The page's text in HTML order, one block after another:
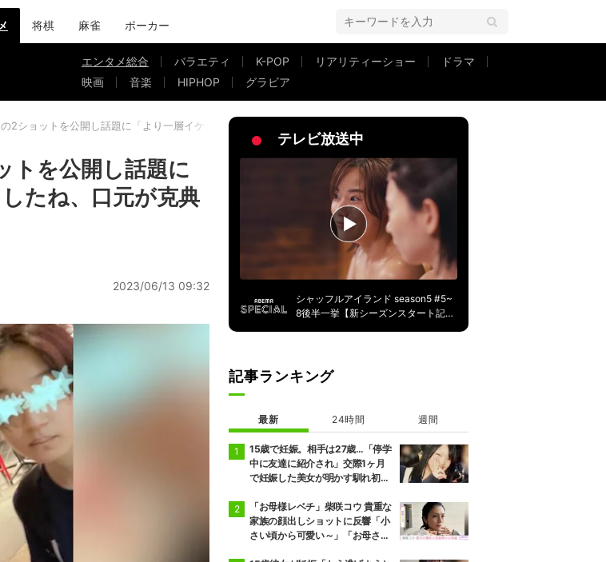
将棋 麻雀 ポーカー
エンタメ総合 バラエティ K-POP リアリティーショー
ドラマ
映画
音楽 HIPHOP グラビア
2ショットを公開し話題に「より一層イケメンになってきましたね、口元が克典さんにそっくり」
トを公開し話題に
たね、口元が克典
2023/06/13 09:32
テレビ放送中
シャッフルアイランド season5 #5~
8後半一挙【新シーズンスタート記
記事ランキング
最新 24時間 週間
15歳で妊娠。相手は27歳…「停学
中に友達に紹介され」交際1ヶ月
で妊娠した美女が明かす馴れ初め
絶句
「お母様レベチ」柴咲コウ 貴重な
家族の顔出しショットに反響「小
さい頃から可愛い～」「お母さん